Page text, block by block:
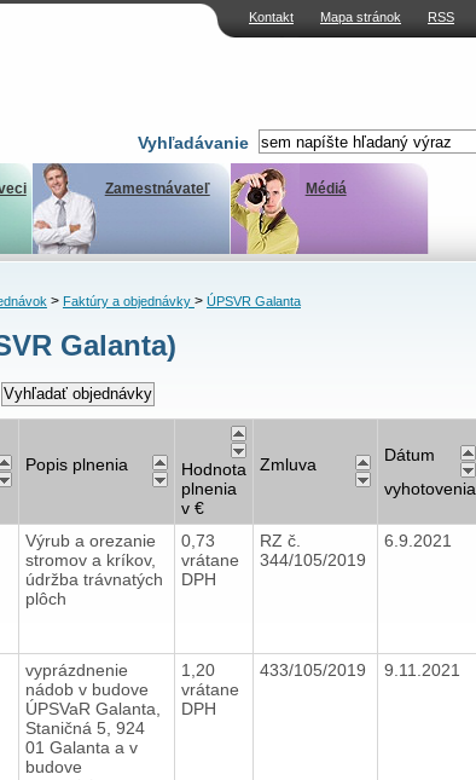
Kontakt Mapa stránok RSS
Vyhľadávanie
Zamestnávateľ Médiá
> Faktúry a objednávky > ÚPSVR Galanta
Galanta)
Popis plnenia
Hodnota
plnenia
v €
Zmluva
Dátum
vyhotovenia
Výrub a orezanie
stromov a kríkov,
údržba trávnatých
plôch
0,73
vrátane
DPH
RZ č.
344/105/2019
6.9.2021
vyprázdnenie
nádob v budove
ÚPSVaR Galanta,
Staničná 5, 924
01 Galanta a v
budove
1,20
vrátane
DPH
433/105/2019 9.11.2021